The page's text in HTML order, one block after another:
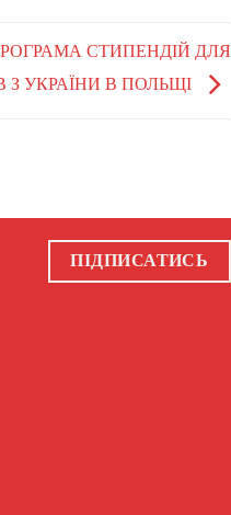
СТИПЕНДІЙ ДЛЯ
З УКРАЇНИ В ПОЛЬЩІ
ПІДПИСАТИСЬ